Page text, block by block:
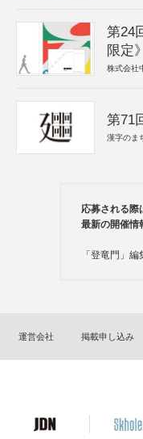
第24
限定》
株式会社
第71
漢字のま
応募される際
最新の開催情
「登竜門」編
運営会社 掲載申し込み